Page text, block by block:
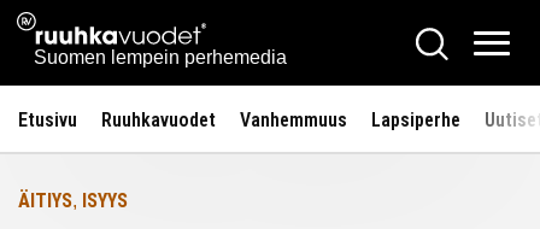
Siirry
sisältöön
Ruuhkavuodet.fi
Suomen lempein perhemedia
Hae
Etusivu Ruuhkavuodet Vanhemmuus Lapsiperhe
Etusivulle
ÄITIYS, ISYYS